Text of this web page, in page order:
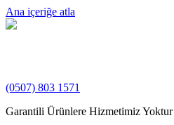
Ana içeriğe atla
(0507) 803 1571
Garantili Ürünlere Hizmetimiz Yoktur